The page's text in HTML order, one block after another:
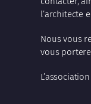
l’architecte
Nous vous
vous